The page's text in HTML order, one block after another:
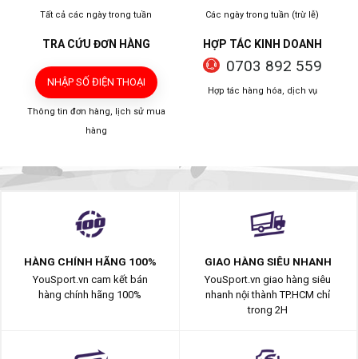
Tất cả các ngày trong tuần Các ngày trong tuần (trừ lễ)
TRA CỨU ĐƠN HÀNG
NHẬP SỐ ĐIỆN THOẠI
Thông tin đơn hàng, lịch sử mua
hàng
HỢP TÁC KINH DOANH
0703 892 559
Hợp tác hàng hóa, dịch vụ
HÀNG CHÍNH HÃNG 100%
YouSport.vn cam kết bán
hàng chính hãng 100%
GIAO HÀNG SIÊU NHANH
YouSport.vn giao hàng siêu
nhanh nội thành TP.HCM chỉ
trong 2H